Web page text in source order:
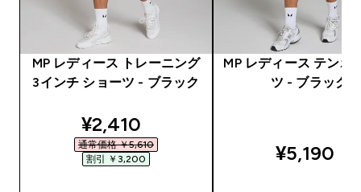
MP レディース トレーニング
3インチ ショーツ - ブラック
discounted price
¥2,410‎
通常価格 ￥5,610‎
割引 ￥3,200‎
MP レディース テンポ
ツ - ブラック
¥5,190‎